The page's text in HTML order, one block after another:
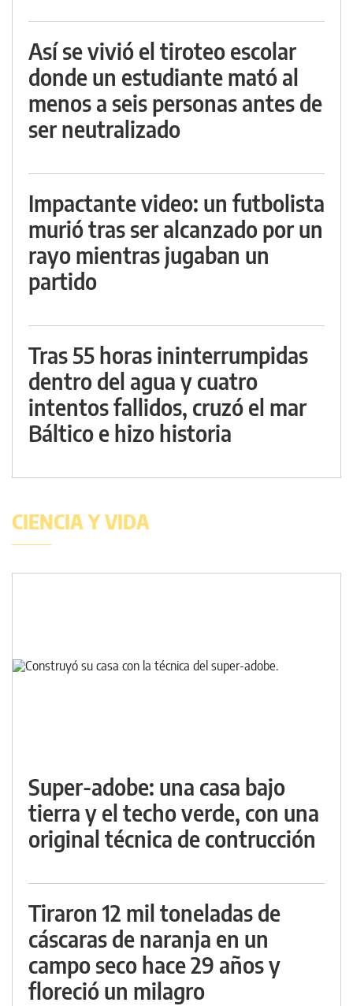
Así se vivió el tiroteo escolar
donde un estudiante mató al
menos a seis personas antes de
ser neutralizado
Impactante video: un futbolista
murió tras ser alcanzado por un
rayo mientras jugaban un
partido
Tras 55 horas ininterrumpidas
dentro del agua y cuatro
intentos fallidos, cruzó el mar
Báltico e hizo historia
CIENCIA Y VIDA
Super-adobe: una casa bajo
tierra y el techo verde, con una
original técnica de contrucción
Tiraron 12 mil toneladas de
cáscaras de naranja en un
campo seco hace 29 años y
floreció un milagro